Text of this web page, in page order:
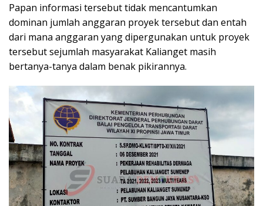
Papan informasi tersebut tidak mencantumkan
dominan jumlah anggaran proyek tersebut dan entah
dari mana anggaran yang dipergunakan untuk proyek
tersebut sejumlah masyarakat Kalianget masih
bertanya-tanya dalam benak pikirannya.